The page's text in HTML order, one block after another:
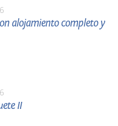
alojamiento completo y
II